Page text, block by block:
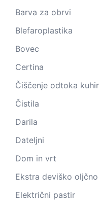
Barva za obrvi
Blefaroplastika
Bovec
Certina
Čiščenje odtoka
Čistila
Darila
Dateljni
Dom in vrt
Ekstra deviško
Električni pastir